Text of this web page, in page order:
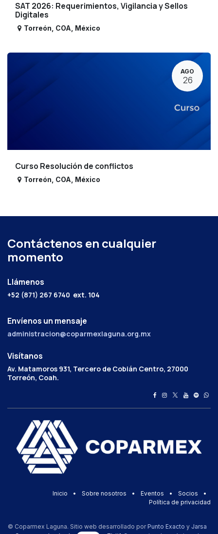
SAT 2026: Requerimientos, Vigilancia y Sellos
Digitales
Torreón COA México
AGO
26
Curso Resolución de conflictos
Torreón COA México
Contáctenos en cualquier
momento
Llámenos
+52 (871) 267 6740 ext. 104
Envíenos un mensaje
administracion@coparmexlaguna.org.mx
Visítanos
Av. Matamoros 931, Tercero de Cobián Centro, 27000
Torreón, Coah.
Inicio • Sobre nosotros • Eventos • Socios
•
Política de privacidad
© Coparmex Laguna. Sitio web desarrollado por Punto Exacto y Jarsa